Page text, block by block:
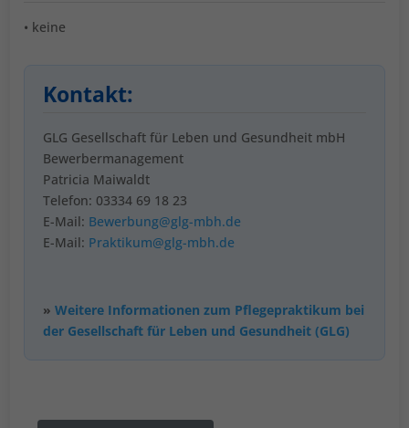
• keine
Kontakt:
GLG Gesellschaft für Leben und Gesundheit mbH
Bewerbermanagement
Patricia Maiwaldt
Telefon: 03334 69 18 23
E-Mail: Bewerbung@glg-mbh.de
E-Mail: Praktikum@glg-mbh.de
»Weitere Informationen zum Pflegepraktikum bei
der Gesellschaft für Leben und Gesundheit (GLG)